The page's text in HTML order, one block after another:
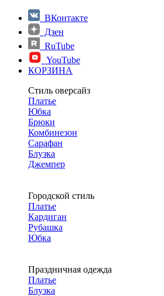
ВКонтакте
Дзен
RuTube
YouTube
КОРЗИНА
Стиль оверсайз
Платье
Юбка
Брюки
Комбинезон
Сарафан
Блузка
Джемпер
Городской стиль
Платье
Кардиган
Рубашка
Юбка
Праздничная одежда
Платье
Блузка